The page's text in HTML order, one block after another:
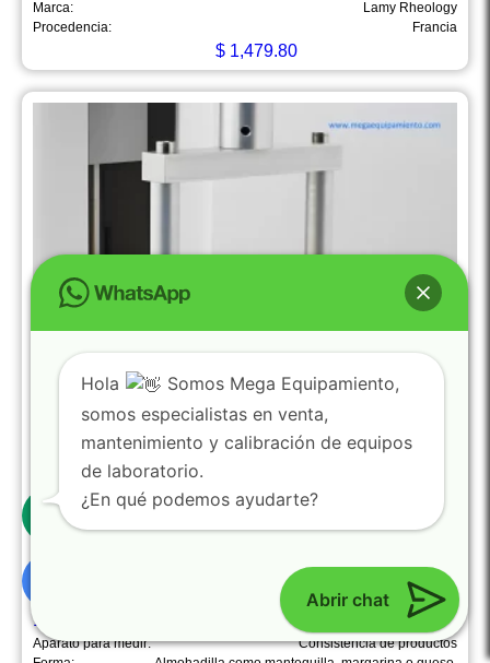
Marca:
Lamy Rheology
Procedencia:
Francia
$1,479.80
Accesorio de corte de alambre (TX-WSF) – Lamy
130076R
Aparato para medir:
Consistencia de productos
Abrir chat
Hola
Somos Mega Equipamiento,
somos especialistas en venta,
mantenimiento y calibración de equipos
de laboratorio.
¿En qué podemos ayudarte?